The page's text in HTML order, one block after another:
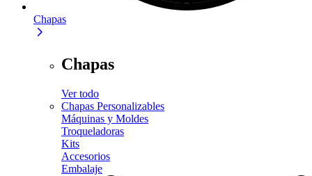
Chapas
Chapas
Ver todo
Chapas Personalizables
Máquinas y Moldes
Troqueladoras
Kits
Accesorios
Embalaje